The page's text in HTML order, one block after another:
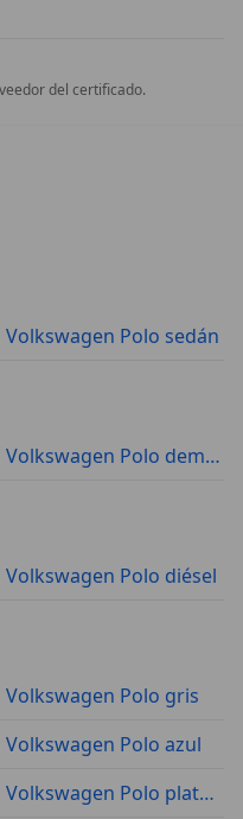
del certificado.
Volkswagen Polo sedán
Volkswagen Polo demostración
Volkswagen Polo diésel
Volkswagen Polo gris
Volkswagen Polo azul
Volkswagen Polo plateado